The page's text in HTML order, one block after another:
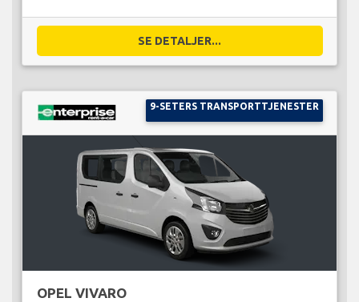
SE DETALJER...
9-SETERS TRANSPORTTJENESTER
OPEL VIVARO